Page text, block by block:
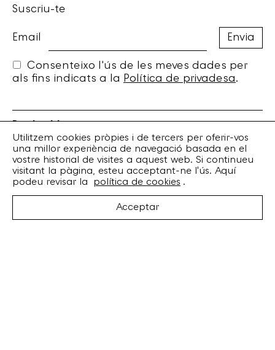
Suscriu-te
Email
Consenteixo l'ús de les meves dades per
als fins indicats a la Política de privadesa.
Torrent de l’Olla, 203 Local 1
08012 Barcelona
+34 932 070 164
bankrobber@bankrobber.net
Utilitzem cookies pròpies i de tercers per oferir-vos
una millor experiència de navegació basada en el
vostre historial de visites a aquest web. Si continueu
visitant la pàgina, esteu acceptant-ne l'ús. Aquí
podeu revisar la
política de cookies .
Acceptar